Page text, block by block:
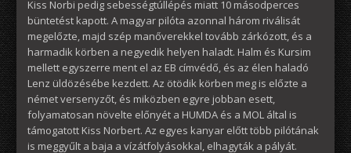
Kiss Norbi pedig sebességtúllépés miatt 10 másodperces
büntetést kapott. A magyar pilóta azonnal három riválisát
megelőzte, majd szép manőverekkel tovább zárkózott, és a
harmadik körben a negyedik helyen haladt. Halm és Kursim
mellett egyszerre ment el az EB címvédő, és az élen haladó
Lenz üldözésébe kezdett. Az ötödik körben meg is előzte a
német versenyzőt, és miközben egyre jobban esett,
folyamatosan növelte előnyét a HUMDA és a MOL által is
támogatott Kiss Norbert. Az egyes kanyar előtt több pilótának
is meggyűlt a baja a vízátfolyásokkal, elhagyták a pályát.